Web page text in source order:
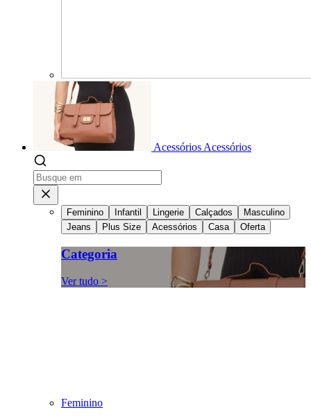
Acessórios Acessórios
Feminino Infantil Lingerie Calçados
Masculino
Jeans
Plus Size Acessórios Casa Oferta
Categoria
Ver tudo >
Feminino